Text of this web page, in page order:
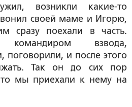
возникли какие-то
своей маме и Игорю,
сразу поехали в часть.
командиром взвода,
поговорили, и после этого
Так он до сих пор
мы приехали к нему на